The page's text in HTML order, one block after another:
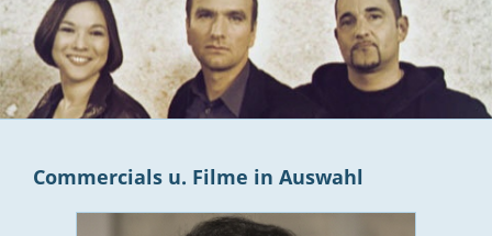
Commercials u. Filme in Auswahl